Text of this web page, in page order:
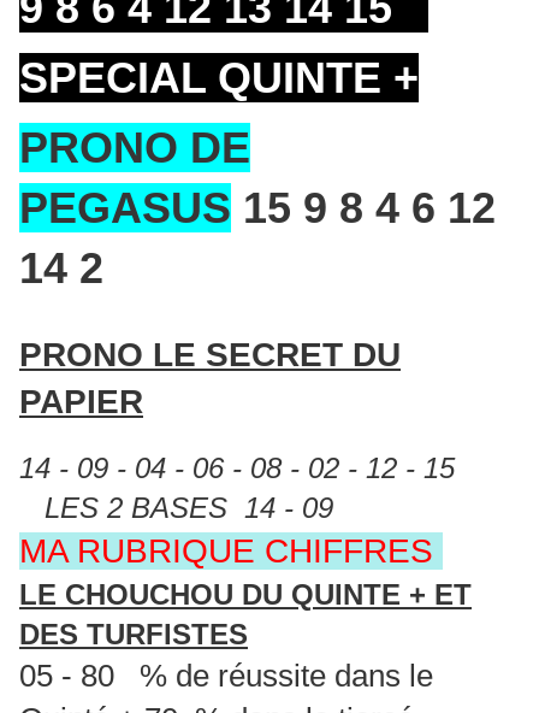
SPECIAL QUINTE +
PRONO DE
PEGASUS 15 9 8 4 6 12
14 2
PRONO LE SECRET DU
PAPIER
14 - 09 - 04 - 06 - 08 - 02 - 12 - 15
LES 2 BASES 14 - 09
MA RUBRIQUE CHIFFRES
LE CHOUCHOU DU QUINTE + ET
DES TURFISTES
05 - 80 % de réussite dans le